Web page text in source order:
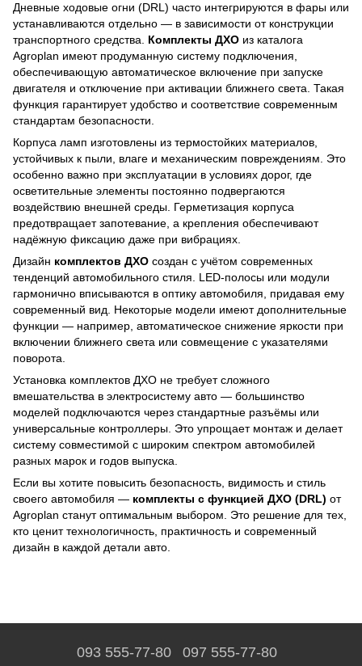
Дневные ходовые огни (DRL) часто интегрируются в фары или
устанавливаются отдельно — в зависимости от конструкции
транспортного средства. Комплекты ДХО из каталога
Agroplan имеют продуманную систему подключения,
обеспечивающую автоматическое включение при запуске
двигателя и отключение при активации ближнего света. Такая
функция гарантирует удобство и соответствие современным
стандартам безопасности.
Корпуса ламп изготовлены из термостойких материалов,
устойчивых к пыли, влаге и механическим повреждениям. Это
особенно важно при эксплуатации в условиях дорог, где
осветительные элементы постоянно подвергаются
воздействию внешней среды. Герметизация корпуса
предотвращает запотевание, а крепления обеспечивают
надёжную фиксацию даже при вибрациях.
Дизайн комплектов ДХО создан с учётом современных
тенденций автомобильного стиля. LED-полосы или модули
гармонично вписываются в оптику автомобиля, придавая ему
современный вид. Некоторые модели имеют дополнительные
функции — например, автоматическое снижение яркости при
включении ближнего света или совмещение с указателями
поворота.
Установка комплектов ДХО не требует сложного
вмешательства в электросистему авто — большинство
моделей подключаются через стандартные разъёмы или
универсальные контроллеры. Это упрощает монтаж и делает
систему совместимой с широким спектром автомобилей
разных марок и годов выпуска.
Если вы хотите повысить безопасность, видимость и стиль
своего автомобиля — комплекты с функцией ДХО (DRL) от
Agroplan станут оптимальным выбором. Это решение для тех,
кто ценит технологичность, практичность и современный
дизайн в каждой детали авто.
093 555-77-80 097 555-77-80